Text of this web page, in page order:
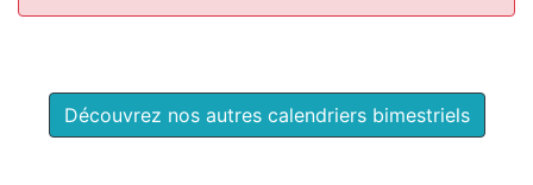
Découvrez nos autres calendriers bimestriels